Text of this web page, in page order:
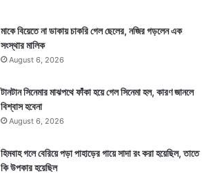
মাকে বিয়েতে না ডাকায় চাকরি গেল ছেলের, নজির গড়লেন এক
সংস্থার মালিক
August 6, 2026
টানটান সিনেমার মাঝপথে ফাঁকা হয়ে গেল সিনেমা হল, কারণ জানলে
বিশ্বাস হবেনা
August 6, 2026
হিমবাহ গলে বেরিয়ে পড়া পাহাড়ের গায়ে সাদা রং করা হয়েছিল, তাতে
কি উপকার হয়েছিল